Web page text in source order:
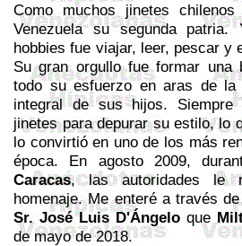
Como muchos jinetes chilenos
Venezuela su segunda patria.
hobbies fue viajar, leer, pescar y
Su gran orgullo fue formar una
todo su esfuerzo en aras de la
integral de sus hijos.
jinetes para depurar su estilo, lo
lo convirtió en uno de los más
época. En agosto 2009,
Caracas, las autoridades le
homenaje. Me enteré a través
Sr. José Luis D'Ángelo que
de mayo de 2018.